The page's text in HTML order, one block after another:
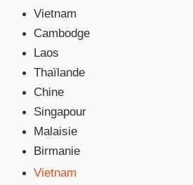
Vietnam
Cambodge
Laos
Thaïlande
Chine
Singapour
Malaisie
Birmanie
Vietnam